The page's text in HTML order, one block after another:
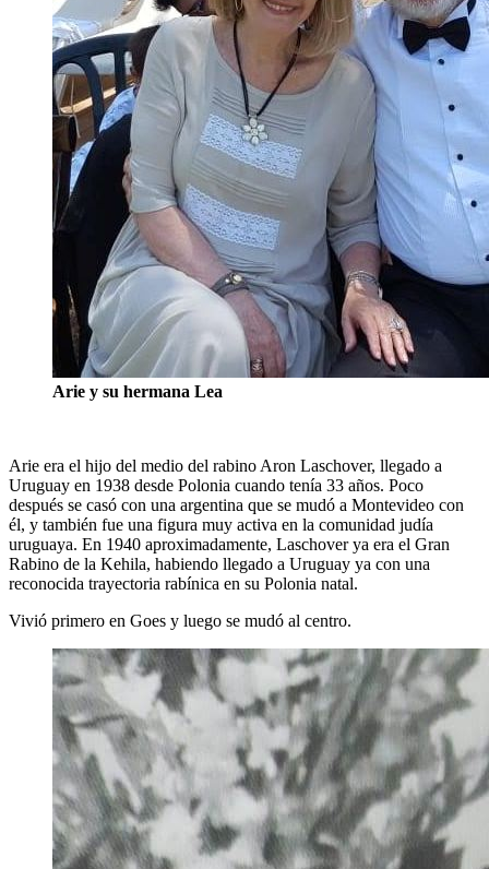
Arie y su hermana Lea
Arie era el hijo del medio del rabino Aron Laschover, llegado a
Uruguay en 1938 desde Polonia cuando tenía 33 años. Poco
después se casó con una argentina que se mudó a Montevideo con
él, y también fue una figura muy activa en la comunidad judía
uruguaya. En 1940 aproximadamente, Laschover ya era el Gran
Rabino de la Kehila, habiendo llegado a Uruguay ya con una
reconocida trayectoria rabínica en su Polonia natal.
Vivió primero en Goes y luego se mudó al centro.